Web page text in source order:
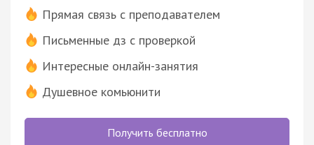
Прямая связь с преподавателем
Письменные дз с проверкой
Интересные онлайн-занятия
Душевное комьюнити
Получить бесплатно